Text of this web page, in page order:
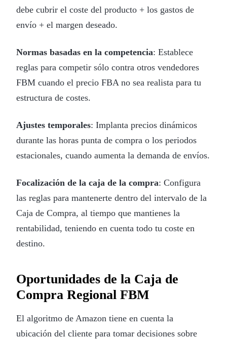
debe cubrir el coste del producto + los gastos de
envío + el margen deseado.
Normas basadas en la competencia: Establece
reglas para competir sólo contra otros vendedores
FBM cuando el precio FBA no sea realista para tu
estructura de costes.
Ajustes temporales: Implanta precios dinámicos
durante las horas punta de compra o los periodos
estacionales, cuando aumenta la demanda de envíos.
Focalización de la caja de la compra: Configura
las reglas para mantenerte dentro del intervalo de la
Caja de Compra, al tiempo que mantienes la
rentabilidad, teniendo en cuenta todo tu coste en
destino.
Oportunidades de la Caja de
Compra Regional FBM
El algoritmo de Amazon tiene en cuenta la
ubicación del cliente para tomar decisiones sobre